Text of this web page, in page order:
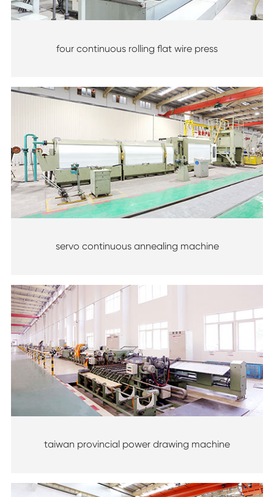
four continuous rolling flat wire press
servo continuous annealing machine
taiwan provincial power drawing machine